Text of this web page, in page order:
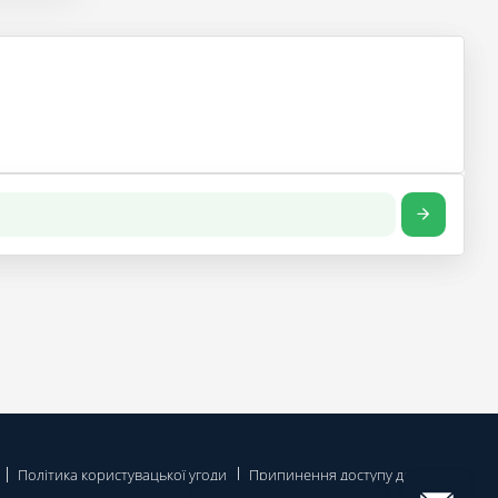
Політика користувацької угоди
Припинення доступу до